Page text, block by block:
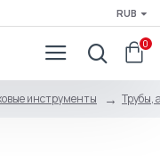
RUB
0
инструменты Трубы,